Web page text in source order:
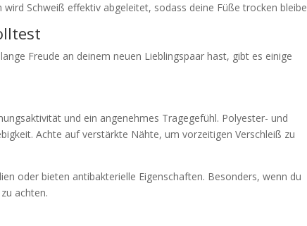
Schweiß effektiv abgeleitet, sodass deine Füße trocken
Freude an deinem neuen Lieblingspaar hast, gibt es einige
und ein angenehmes Tragegefühl. Polyester- und
Achte auf verstärkte Nähte, um vorzeitigen Verschleiß zu
oder bieten antibakterielle Eigenschaften. Besonders, wenn du
achten.